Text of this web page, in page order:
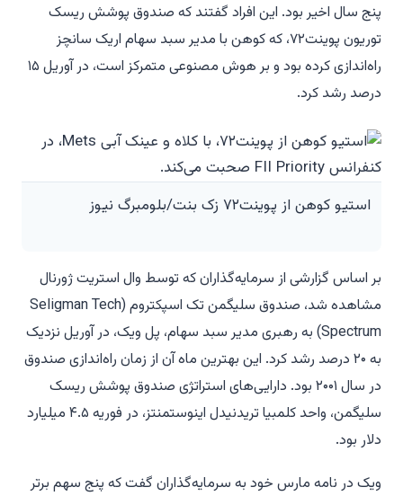
پنج سال اخیر بود. این افراد گفتند که صندوق پوشش ریسک
توریون پوینت۷۲، که کوهن با مدیر سبد سهام اریک سانچز
راه‌اندازی کرده بود و بر هوش مصنوعی متمرکز است، در آوریل ۱۵
درصد رشد کرد.
استیو کوهن از پوینت۷۲ زک بنت/بلومبرگ نیوز
بر اساس گزارشی از سرمایه‌گذاران که توسط وال استریت ژورنال
مشاهده شد، صندوق سلیگمن تک اسپکتروم (Seligman Tech
Spectrum) به رهبری مدیر سبد سهام، پل ویک، در آوریل نزدیک
به ۲۰ درصد رشد کرد. این بهترین ماه آن از زمان راه‌اندازی صندوق
در سال ۲۰۰۱ بود. دارایی‌های استراتژی صندوق پوشش ریسک
سلیگمن، واحد کلمبیا تریدنیدل اینوستمنتز، در فوریه ۴.۵ میلیارد
دلار بود.
ویک در نامه مارس خود به سرمایه‌گذاران گفت که پنج سهم برتر